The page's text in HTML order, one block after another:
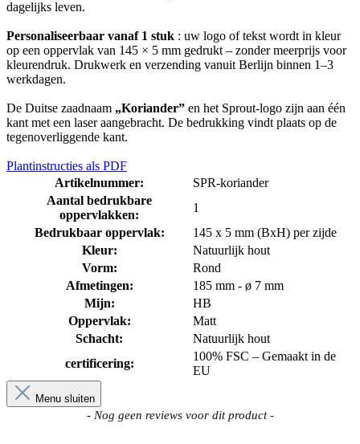
dagelijks leven.
Personaliseerbaar vanaf 1 stuk : uw logo of tekst wordt in kleur
op een oppervlak van 145 × 5 mm gedrukt – zonder meerprijs voor
kleurendruk. Drukwerk en verzending vanuit Berlijn binnen 1–3
werkdagen.
De Duitse zaadnaam „Koriander” en het Sprout-logo zijn aan één
kant met een laser aangebracht. De bedrukking vindt plaats op de
tegenoverliggende kant.
Plantinstructies als PDF
Artikelnummer:
SPR-koriander
Aantal bedrukbare
oppervlakken:
1
Bedrukbaar oppervlak:
145 x 5 mm (BxH) per zijde
Kleur:
Natuurlijk hout
Vorm:
Rond
Afmetingen:
185 mm - ø 7 mm
Mijn:
HB
Oppervlak:
Matt
Schacht:
Natuurlijk hout
certificering:
100% FSC – Gemaakt in de
EU
Menu sluiten
- Nog geen reviews voor dit product -
New content loaded